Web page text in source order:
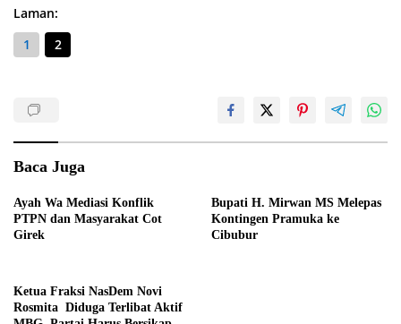
Laman:
1
2
Baca Juga
Ayah Wa Mediasi Konflik
PTPN dan Masyarakat Cot
Girek
Bupati H. Mirwan MS Melepas
Kontingen Pramuka ke
Cibubur
Ketua Fraksi NasDem Novi
Rosmita Diduga Terlibat Aktif